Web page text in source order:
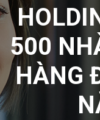
500
HÀNG